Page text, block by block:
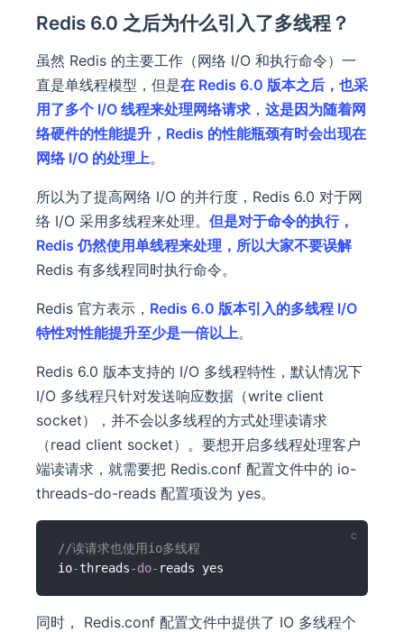
Redis 6.0 之后为什么引入了多线程？
虽然 Redis 的主要工作（网络 I/O 和执行命令）一
直是单线程模型，但是在 Redis 6.0 版本之后，也采
用了多个 I/O 线程来处理网络请求 ， 这是因为随着网
络硬件的性能提升，Redis 的性能瓶颈有时会出现在
网络 I/O 的处理上。
所以为了提高网络 I/O 的并行度，Redis 6.0 对于网
络 I/O 采用多线程来处理。 但是对于命令的执行，
Redis 仍然使用单线程来处理， 所以大家不要误解
Redis 有多线程同时执行命令。
Redis 官方表示， Redis 6.0 版本引入的多线程 I/O
特性对性能提升至少是一倍以上。
Redis 6.0 版本支持的 I/O 多线程特性，默认情况下
I/O 多线程只针对发送响应数据（write client
socket），并不会以多线程的方式处理读请求
（read client socket）。要想开启多线程处理客户
端读请求，就需要把 Redis.conf 配置文件中的 io-
threads-do-reads 配置项设为 yes。
//读请求也使用io多线程
io-threads-do-
同时， Redis.conf 配置文件中提供了 IO 多线程个